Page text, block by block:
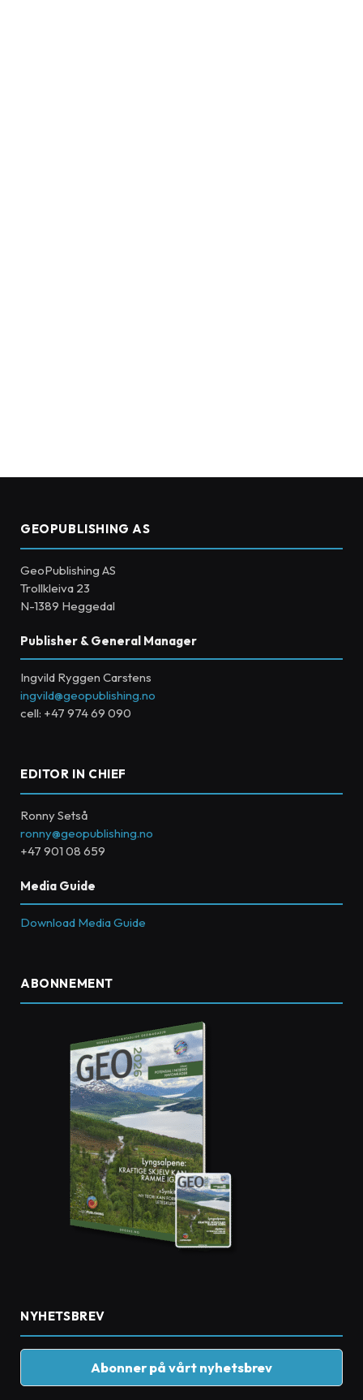
GEOPUBLISHING AS
GeoPublishing AS
Trollkleiva 23
N-1389 Heggedal
Publisher & General Manager
Ingvild Ryggen Carstens
ingvild@geopublishing.no
cell: +47 974 69 090
EDITOR IN CHIEF
Ronny Setså
ronny@geopublishing.no
+47 901 08 659
Media Guide
Download Media Guide
ABONNEMENT
NYHETSBREV
Abonner på vårt nyhetsbrev